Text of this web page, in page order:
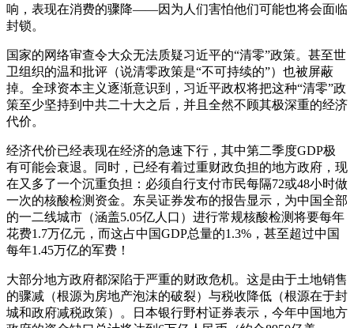
响，表现在消费的骤降——因为人们害怕他们可能也将会面临
封锁。
国家的网络审查令大众无法质疑习近平的“清零”政策。甚至世
卫组织的温和批评（说清零政策是“不可持续的”）也被屏蔽
掉。全球资本主义逐渐意识到，习近平政权将把这种“清零”政
策至少坚持到中共二十大之后，并且全然不顾其极深重的经济
代价。
经济代价已经表现在经济的急速下行，其中第二季度GDP极
有可能会衰退。同时，已经有着过重财政负担的地方政府，现
在又多了一个沉重负担：必须自行支付市民每隔72或48小时做
一次的核酸检测资金。东吴证券发布的报告显示，为中国全部
的一二线城市（涵盖5.05亿人口）进行常规核酸检测将要每年
花费1.7万亿元，而这占中国GDP总量的1.3%，甚至超过中国
每年1.45万亿的军费！
大部分地方政府都深陷于严重的财政危机。这是由于土地销售
的骤减（根源为房地产泡沫的破裂）与税收降低（根源在于封
城和政府减税政策）。日本银行野村证券表示，今年中国地方